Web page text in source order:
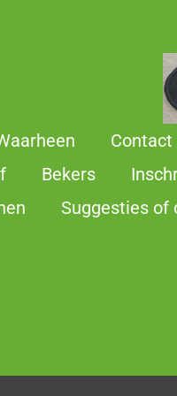
Contact
Bekers
Suggesties of